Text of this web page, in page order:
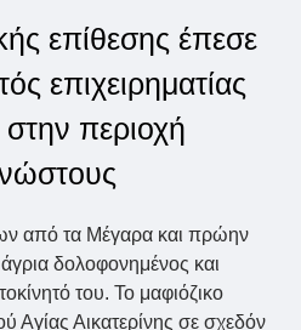
επίθεσης έπεσε
επιχειρηματίας
περιοχή
από τα Μέγαρα και πρώην
δολοφονημένος και
του. Το μαφιόζικο
Αγίας Αικατερίνης σε σχεδόν